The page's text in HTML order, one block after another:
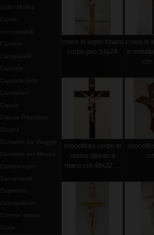
Calici Molina
Campanelli
Candele
Candele finte
Candelieri
Casule
Casule Pietrobon
Cingoli
Completi da Viaggio
Completi per Messa
Completi per
Sacramenti
Copertine
Copriamboni
Corone statue
Cotte
croce in legno chiaro
corpo pvc 14x24
croce in
in
crocefisso corpo in
resina dipinto a
mano cm.48x32 ...